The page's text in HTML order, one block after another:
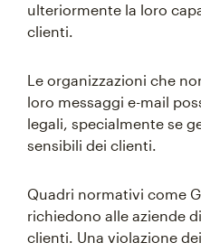
ulteriormente la loro
clienti.
Le organizzazioni che
loro messaggi e-mail
legali, specialmente se
sensibili dei clienti.
Quadri normativi come
richiedono alle aziende
clienti. Una violazione